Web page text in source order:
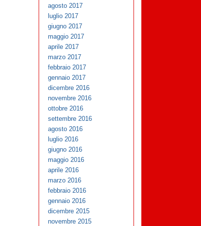
agosto 2017
luglio 2017
giugno 2017
maggio 2017
aprile 2017
marzo 2017
febbraio 2017
gennaio 2017
dicembre 2016
novembre 2016
ottobre 2016
settembre 2016
agosto 2016
luglio 2016
giugno 2016
maggio 2016
aprile 2016
marzo 2016
febbraio 2016
gennaio 2016
dicembre 2015
novembre 2015